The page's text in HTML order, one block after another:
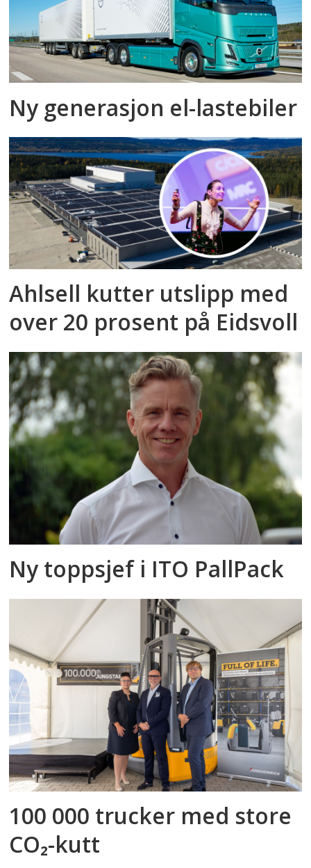
Ny generasjon el-lastebiler
Ahlsell kutter utslipp med
over 20 prosent på Eidsvoll
Ny toppsjef i ITO PallPack
100 000 trucker med store
CO₂-kutt